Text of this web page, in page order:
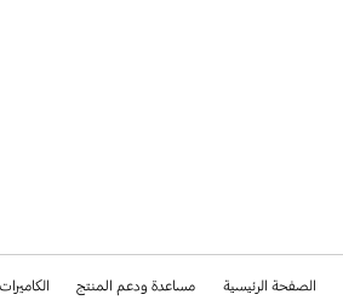
الصفحة الرئيسية مساعدة ودعم المنتج الكاميرات